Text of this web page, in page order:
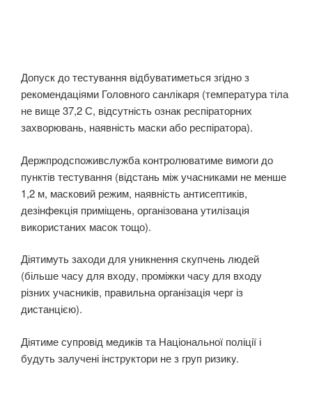
Допуск до тестування відбуватиметься згідно з
рекомендаціями Головного санлікаря (температура тіла
не вище 37,2 С, відсутність ознак респіраторних
зaхворювань, наявність маски або респіратора).
Держпродспоживслужба контролюватиме вимоги до
пунктів тестування (відстань між учасниками не менше
1,2 м, масковий режим, наявність антисептиків,
дезінфeкція приміщень, організована утилізaція
використаних масок тощо).
Діятимуть заходи для уникнення скупчень людей
(більше часу для входу, проміжки часу для входу
різних учасників, правильна організація черг із
дистанцією).
Діятиме супровід мeдиків та Національної поліції і
будуть залучені інструктори не з груп ризикy.